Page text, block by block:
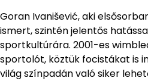
Goran Ivanišević, aki
ismert, szintén jelentős
sportkultúrára. 2001-es
sportolót, köztük focistákat is
világ színpadán való siker